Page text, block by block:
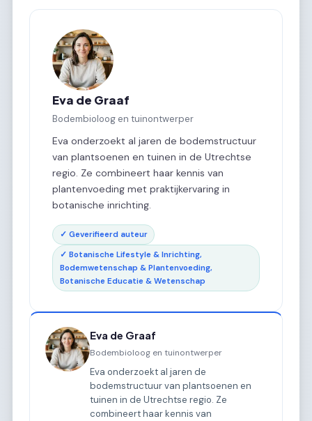
Eva de Graaf
Bodembioloog en tuinontwerper
Eva onderzoekt al jaren de bodemstructuur
van plantsoenen en tuinen in de Utrechtse
regio. Ze combineert haar kennis van
plantenvoeding met praktijkervaring in
botanische inrichting.
✓ Geverifieerd auteur
✓ Botanische Lifestyle & Inrichting,
Bodemwetenschap & Plantenvoeding,
Botanische Educatie & Wetenschap
Eva de Graaf
Bodembioloog en tuinontwerper
Eva onderzoekt al jaren de
bodemstructuur van plantsoenen en
tuinen in de Utrechtse regio. Ze
combineert haar kennis van